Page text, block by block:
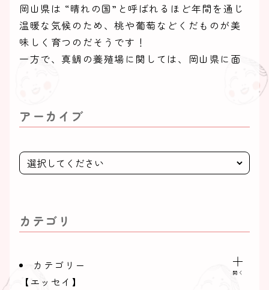
岡山県は “晴れの国”と呼ばれるほど年間を通じ
温暖な気候のため、桃や葡萄などくだものが美
味しく育つのだそうです！
一方で、真鯛の養殖場に関しては、岡山県に面
側の愛媛県宇和島市で育てているそうです。
返信
アーカイブ
カテゴリ
カテゴリー
【エッセイ】